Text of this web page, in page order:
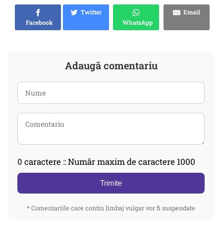
Facebook
Twitter
WhatsApp
Email
Adaugă comentariu
0 caractere :: Număr maxim de caractere 1000
Trimite
* Comentariile care contin limbaj vulgar vor fi suspendate